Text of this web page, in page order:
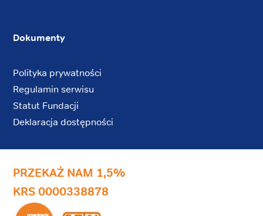
Dokumenty
Polityka prywatności
Regulamin serwisu
Statut Fundacji
Deklaracja dostępności
PRZEKAŻ NAM 1,5%
KRS 0000338878